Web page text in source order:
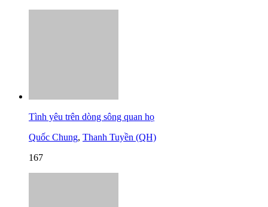
Tình yêu trên dòng sông quan họ
Quốc Chung, Thanh Tuyền (QH)
167